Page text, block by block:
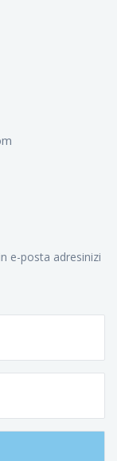
e-posta adresinizi